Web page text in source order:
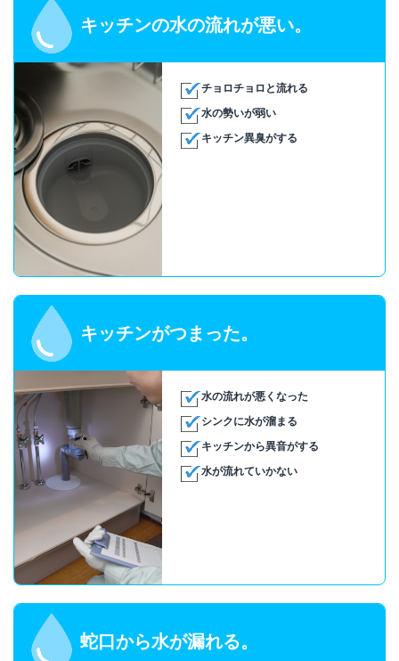
キッチンの水の流れが悪い。
チョロチョロと流れる
水の勢いが弱い
キッチン異臭がする
キッチンがつまった。
水の流れが悪くなった
シンクに水が溜まる
キッチンから異音がする
水が流れていかない
蛇口から水が漏れる。